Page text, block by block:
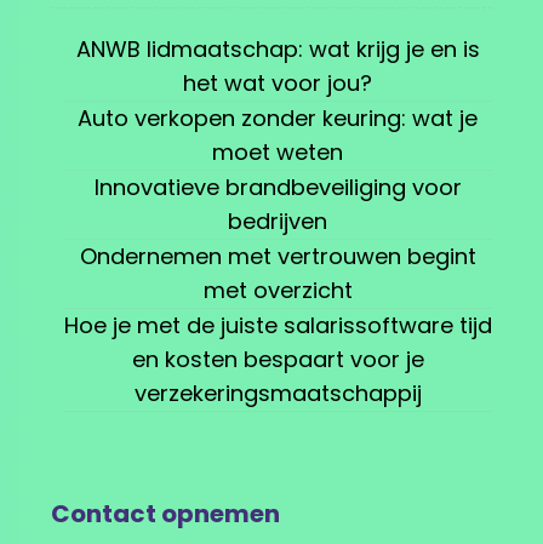
ANWB lidmaatschap: wat krijg je en is
het wat voor jou?
Auto verkopen zonder keuring: wat je
moet weten
Innovatieve brandbeveiliging voor
bedrijven
Ondernemen met vertrouwen begint
met overzicht
Hoe je met de juiste salarissoftware tijd
en kosten bespaart voor je
verzekeringsmaatschappij
Contact opnemen